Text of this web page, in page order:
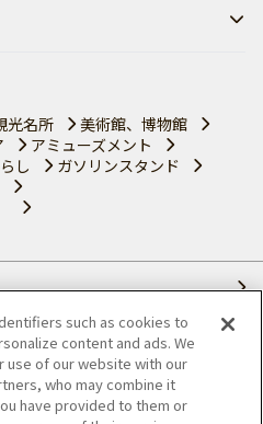
光名所
美術館、博物館
アミューズメント
し
ガソリンスタンド
検討の方へ
such as cookies to
content and ads. We
use of our website with our
who may combine it
have provided to them or